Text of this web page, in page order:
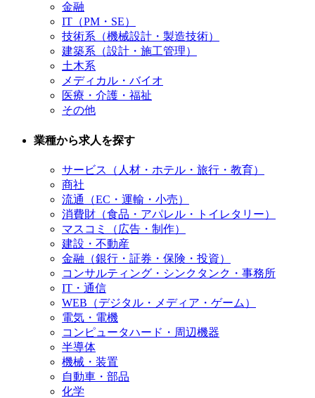
金融
IT（PM・SE）
技術系（機械設計・製造技術）
建築系（設計・施工管理）
土木系
メディカル・バイオ
医療・介護・福祉
その他
業種から求人を探す
サービス（人材・ホテル・旅行・教育）
商社
流通（EC・運輸・小売）
消費財（食品・アパレル・トイレタリー）
マスコミ（広告・制作）
建設・不動産
金融（銀行・証券・保険・投資）
コンサルティング・シンクタンク・事務所
IT・通信
WEB（デジタル・メディア・ゲーム）
電気・電機
コンピュータハード・周辺機器
半導体
機械・装置
自動車・部品
化学